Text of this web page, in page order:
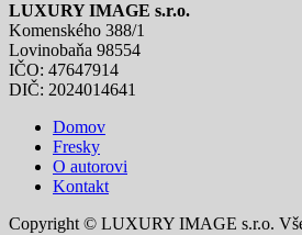
LUXURY IMAGE s.r.o.
Komenského 388/1
Lovinobaňa 98554
IČO: 47647914
DIČ: 2024014641
Domov
Fresky
O autorovi
Kontakt
Copyright © LUXURY IMAGE s.r.o.